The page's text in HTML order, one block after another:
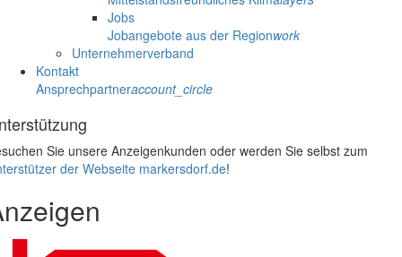
Jobs
Jobangebote aus der Regionwork
Unternehmerverband
Kontakt
Ansprechpartneraccount_circle
Sie unsere Anzeigenkunden oder werden Sie selbst zum
der Webseite markersdorf.de!